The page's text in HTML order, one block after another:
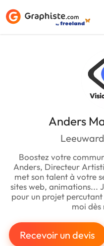
Anders
Boostez votre
Anders, Directeur
met son talent à votre
sites web, animations...
pour un projet
moi dès
Recevoir un devis